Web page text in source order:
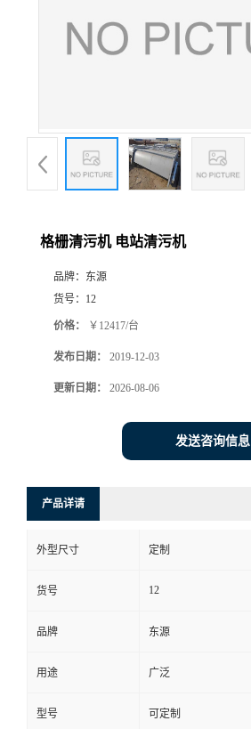
格栅清污机 电站清污机
品牌： 东源
货号： 12
价格： ￥12417/台
发布日期： 2019-12-03
更新日期： 2026-08-06
发送咨询信息
产品详请
外型尺寸 定制
货号 12
品牌 东源
用途 广泛
型号 可定制